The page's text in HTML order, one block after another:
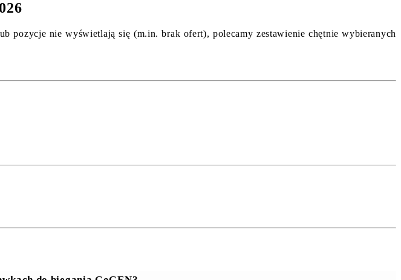
pozycje nie wyświetlają się (m.in. brak ofert), polecamy zestawienie chętnie wybieranych